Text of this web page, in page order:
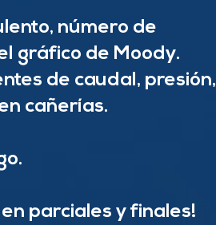
número de
gráfico de Moody.
de caudal, presión,
cañerías.
parciales y finales!